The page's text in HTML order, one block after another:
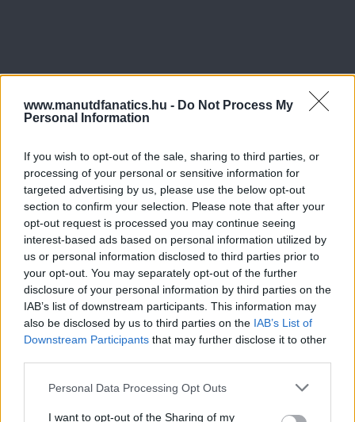
www.manutdfanatics.hu - Do Not Process My
Personal Information
If you wish to opt-out of the sale, sharing to third parties, or
processing of your personal or sensitive information for
targeted advertising by us, please use the below opt-out
section to confirm your selection. Please note that after your
opt-out request is processed you may continue seeing
interest-based ads based on personal information utilized by
us or personal information disclosed to third parties prior to
your opt-out. You may separately opt-out of the further
disclosure of your personal information by third parties on the
IAB’s list of downstream participants. This information may
also be disclosed by us to third parties on the IAB’s List of
Downstream Participants that may further disclose it to other
Please note that this website/app uses one or more Google
not limited to your visit or usage behaviour. You may click to
Personal Data Processing Opt Outs
I want to opt-out of the Sharing of my